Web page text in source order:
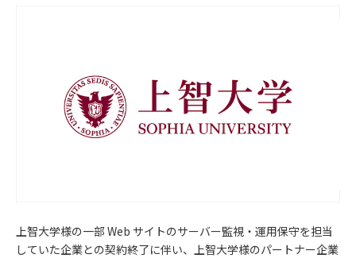
上智大学様の一部 Web サイトのサーバー監視・運用保守を担当
していた企業との契約終了に伴い、上智大学様のパートナー企業